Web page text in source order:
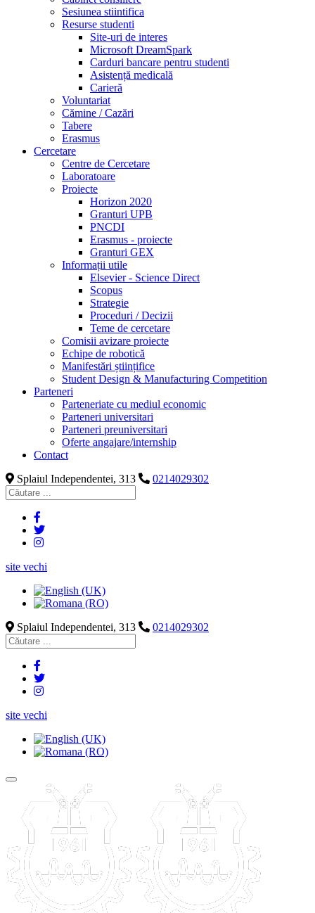
Sesiunea stiintifica
Resurse studenti
Site-uri de interes
Microsoft DreamSpark
Carduri bancare pentru studenti
Asistență medicală
Carieră
Voluntariat
Cămine / Cazări
Tabere
Erasmus
Cercetare
Centre de Cercetare
Laboratoare
Proiecte
Horizon 2020
Granturi UPB
PNCDI
Erasmus - proiecte
Granturi GEX
Informații utile
Elsevier - Science Direct
Scopus
Strategie
Proceduri / Decizii
Teme de cercetare
Comisii avizare proiecte
Echipe de robotică
Manifestări științifice
Student Design & Manufacturing Competition
Parteneri
Parteneriate cu mediul economic
Parteneri universitari
Parteneri preuniversitari
Oferte angajare/internship
Contact
Splaiul Independentei, 313
0214029302
site vechi
Splaiul Independentei, 313 0214029302
site vechi